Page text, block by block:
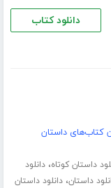
دانلود کتاب
کتاب‌های داستان
داستان کوتاه،دانلود
داستان،دانلود داستان